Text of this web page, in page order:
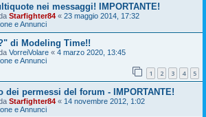
nei messaggi! IMPORTANTE!
Starfighter84 « 23 maggio 2014, 17:32
e Annunci
di Modeling Time!!
VorreiVolare « 4 marzo 2020, 13:45
e Annunci
1 2 3 4 5
dei permessi del forum - IMPORTANTE!
Starfighter84 « 14 novembre 2012, 1:02
e Annunci